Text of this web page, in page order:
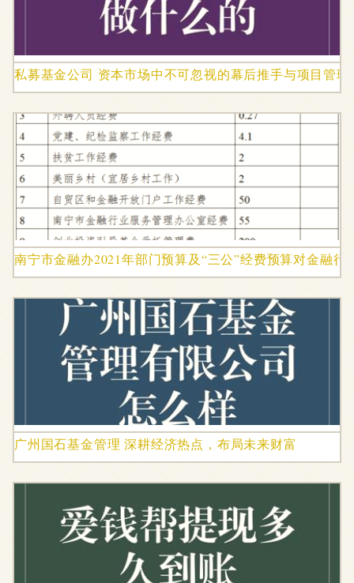
私募基金公司 资本市场中不可忽视的幕后推手与项目管理
南宁市金融办2021年部门预算及“三公”经费预算对金融
广州国石基金管理 深耕经济热点，布局未来财富